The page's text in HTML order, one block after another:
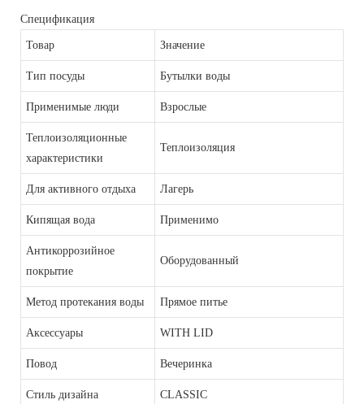
Спецификация
Товар Значение
Тип посуды Бутылки воды
Применимые люди Взрослые
Теплоизоляционные
характеристики
Теплоизоляция
Для активного отдыха Лагерь
Кипящая вода Применимо
Антикоррозийное
покрытие
Оборудованный
Метод протекания воды Прямое питье
Аксессуары WITH LID
Повод Вечеринка
Стиль дизайна CLASSIC